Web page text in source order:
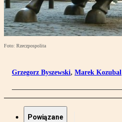
Foto: Rzeczpospolita
Grzegorz Byszewski, Marek Kozubal
Powiązane